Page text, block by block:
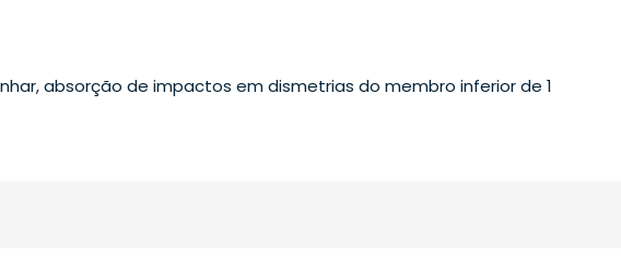
absorção de impactos em dismetrias do membro inferior de 1